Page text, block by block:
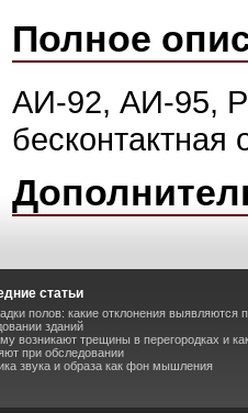
Полное
АИ-92, АИ-95,
бесконтактная
статьи
полов: какие отклонения выявляются
зданий
возникают трещины в перегородках и
при обследовании
звука и образа как фон мышления